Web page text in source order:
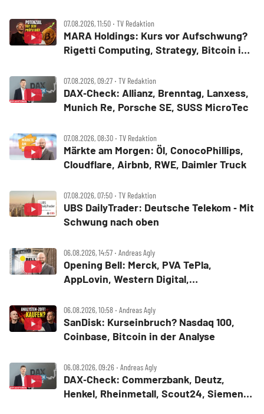
Digital
07.08.2026, 11:50 ‧ TV Redaktion
MARA Holdings: Kurs vor Aufschwung?
Rigetti Computing, Strategy, Bitcoin in
07.08.2026, 09:27 ‧ TV Redaktion
DAX‑Check: Allianz, Brenntag, Lanxess,
Munich Re, Porsche SE, SUSS MicroTec
07.08.2026, 08:30 ‧ TV Redaktion
Märkte am Morgen: Öl, ConocoPhillips,
Cloudflare, Airbnb, RWE, Daimler Truck
07.08.2026, 07:50 ‧ TV Redaktion
UBS DailyTrader: Deutsche Telekom ‑ Mit
Schwung nach oben
06.08.2026, 14:57 ‧ Andreas Agly
Opening Bell: Merck, PVA TePla,
AppLovin, Western Digital,
06.08.2026, 10:58 ‧ Andreas Agly
SanDisk: Kurseinbruch? Nasdaq 100,
Coinbase, Bitcoin in der Analyse
06.08.2026, 09:26 ‧ Andreas Agly
DAX‑Check: Commerzbank, Deutz,
Henkel, Rheinmetall, Scout24, Siemens,